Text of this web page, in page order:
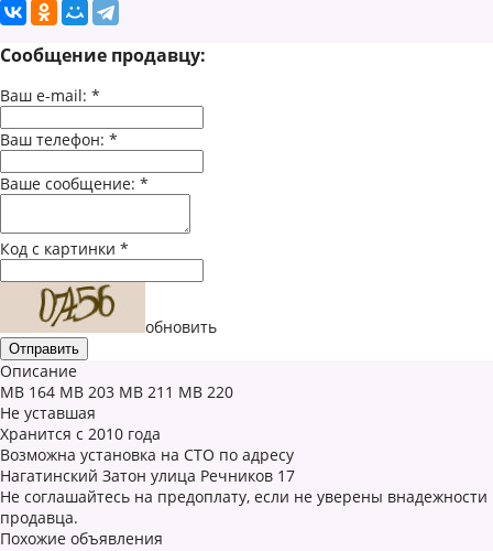
Сообщение продавцу:
Ваш e-mail: *
Ваш телефон: *
Ваше сообщение: *
Код с картинки *
обновить
Описание
MB 164 MB 203 MB 211 MB 220
Не уставшая
Хранится с 2010 года
Возможна установка на СТО по адресу
Нагатинский Затон улица Речников 17
Не соглашайтесь на предоплату, если не уверены внадежности
продавца.
Похожие объявления